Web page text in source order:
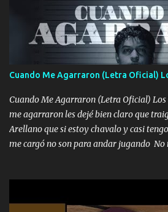
Un gallardo me prendo Para agarrar el
tranquilizando Tomense un buen trago
los versos que voy cantando (Music) A
se atora Pero nunca le aflojamos Ya me
aunque ustedes no sepan Pero la vida
echarle chingazos Y seguir trabajando
Cuando Me Agarraron (Letra Oficial)
Cuando Me Agarraron (Letra Oficial)
me agarraron les dejé bien claro que
Arellano que si estoy chavalo y casi
me cargó no son para andar jugando No
Yo Soy El De Las Pacas Sobrino Del